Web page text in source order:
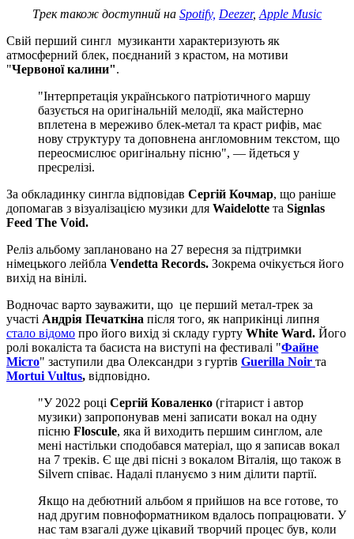
Трек також доступний на Spotify, Deezer, Apple Music
Свій перший сингл музиканти характеризують як
атмосферний блек, поєднаний з крастом, на мотиви
"Червоної калини".
"Інтерпретація українського патріотичного маршу
базується на оригінальній мелодії, яка майстерно
вплетена в мереживо блек-метал та краст рифів, має
нову структуру та доповнена англомовним текстом, що
переосмислює оригінальну пісню", — йдеться у
пресрелізі.
За обкладинку сингла відповідав Сергій Кочмар, що раніше
допомагав з візуалізацією музики для Waidelotte та Signlas
Feed The Void.
Реліз альбому заплановано на 27 вересня за підтримки
німецького лейбла Vendetta Records. Зокрема очікується його
вихід на вінілі.
Водночас варто зауважити, що це перший метал-трек за
участі Андрія Печаткіна після того, як наприкінці липня
стало відомо про його вихід зі складу гурту White Ward. Його
ролі вокаліста та басиста на виступі на фестивалі "Файне
Місто" заступили два Олександри з гуртів Guerilla Noir та
Mortui Vultus, відповідно.
"У 2022 році Сергій Коваленко (гітарист і автор
музики) запропонував мені записати вокал на одну
пісню Floscule, яка й виходить першим синглом, але
мені настільки сподобався матеріал, що я записав вокал
на 7 треків. Є ще дві пісні з вокалом Віталія, що також в
Silvern співає. Надалі плануємо з ним ділити партії.
Якщо на дебютний альбом я прийшов на все готове, то
над другим повноформатником вдалось попрацювати. У
нас там взагалі дуже цікавий творчий процес був, коли